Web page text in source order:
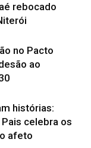
rebocado
no Pacto
ao
histórias:
celebra os
afeto